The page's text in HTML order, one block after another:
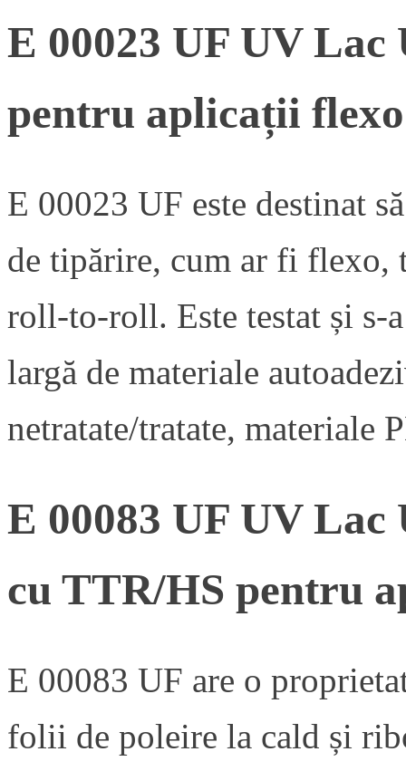
E 00023 UF UV Lac
pentru aplicații flexo
E 00023 UF este destinat
de tipărire, cum ar fi flexo,
roll-to-roll. Este testat și s-
largă de materiale
netratate/tratate, materiale
E 00083 UF UV
cu TTR/HS pentru
E 00083 UF are o
folii de poleire la cald și